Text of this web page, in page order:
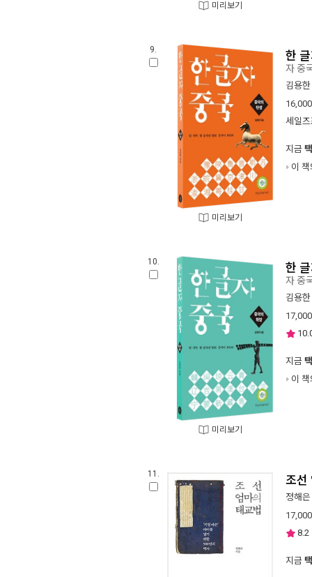
미리보기
9.
미리보기
한
자 중
김용한
16,000
세일
지금
이
10.
미리보기
한
자 중
김용한
17,000
지금
이
11. 조선
정해은
17,000
8.2
지금